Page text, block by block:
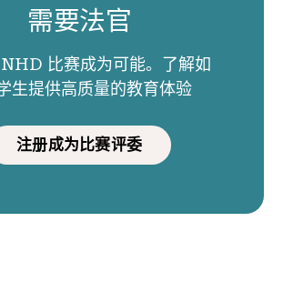
需要法官
比赛成为可能。了解如
生提供高质量的教育体验
注册成为比赛评委